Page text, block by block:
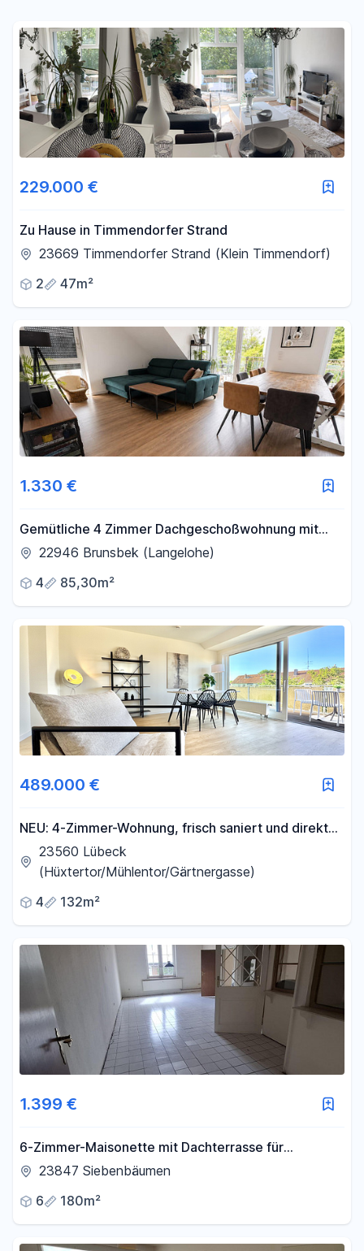
Fläche
- m²
Filter für Fläche zurücksetzen
229.000 €
Zu Hause in Timmendorfer Strand
23669 Timmendorfer Strand (Klein Timmendorf)
2
47m²
1.330 €
Gemütliche 4 Zimmer Dachgeschoßwohnung mit
Feldblick
22946 Brunsbek (Langelohe)
4
85,30m²
489.000 €
NEU: 4-Zimmer-Wohnung, frisch saniert und direkt
bezugsfrei – mit 2 Balkonen und Stellplatz
23560 Lübeck
(Hüxtertor/Mühlentor/Gärtnergasse)
4
132m²
1.399 €
6-Zimmer-Maisonette mit Dachterrasse für
Selbstgestalter in Siebenbäumen
23847 Siebenbäumen
6
180m²